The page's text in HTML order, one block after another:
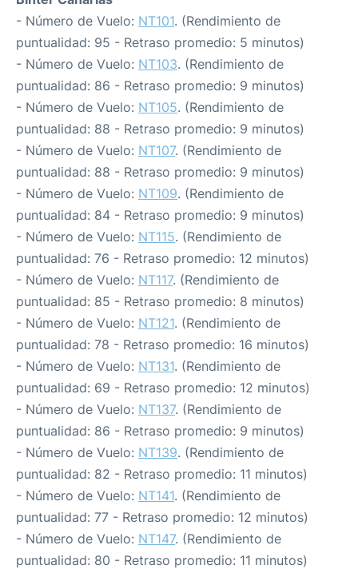
- Número de Vuelo: NT101. (Rendimiento de
puntualidad: 95 - Retraso promedio: 5 minutos)
- Número de Vuelo: NT103. (Rendimiento de
puntualidad: 86 - Retraso promedio: 9 minutos)
- Número de Vuelo: NT105. (Rendimiento de
puntualidad: 88 - Retraso promedio: 9 minutos)
- Número de Vuelo: NT107. (Rendimiento de
puntualidad: 88 - Retraso promedio: 9 minutos)
- Número de Vuelo: NT109. (Rendimiento de
puntualidad: 84 - Retraso promedio: 9 minutos)
- Número de Vuelo: NT115. (Rendimiento de
puntualidad: 76 - Retraso promedio: 12 minutos)
- Número de Vuelo: NT117. (Rendimiento de
puntualidad: 85 - Retraso promedio: 8 minutos)
- Número de Vuelo: NT121. (Rendimiento de
puntualidad: 78 - Retraso promedio: 16 minutos)
- Número de Vuelo: NT131. (Rendimiento de
puntualidad: 69 - Retraso promedio: 12 minutos)
- Número de Vuelo: NT137. (Rendimiento de
puntualidad: 86 - Retraso promedio: 9 minutos)
- Número de Vuelo: NT139. (Rendimiento de
puntualidad: 82 - Retraso promedio: 11 minutos)
- Número de Vuelo: NT141. (Rendimiento de
puntualidad: 77 - Retraso promedio: 12 minutos)
- Número de Vuelo: NT147. (Rendimiento de
puntualidad: 80 - Retraso promedio: 11 minutos)